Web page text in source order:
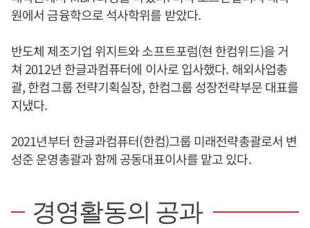
원에서 금융학으로 석사학위를 받았다.
반도체 제조기업 위지트와 소프트포럼(현 한컴위드)을 거
쳐 2012년 한글과컴퓨터에 이사로 입사했다. 해외사업총
괄, 한컴그룹 전략기획실장, 한컴그룹 성장전략부문 대표를
지냈다.
2021년부터 한글과컴퓨터(한컴)그룹 미래전략총괄로서 변
성준 운영총괄과 함께 공동대표이사를 맡고 있다.
경영활동의 공과